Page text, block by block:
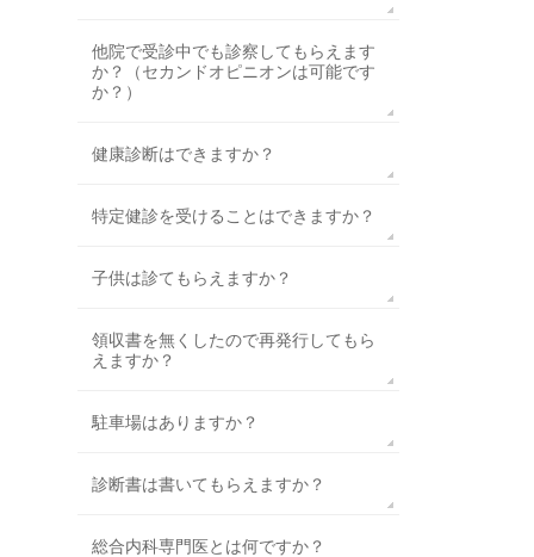
他院で受診中でも診察してもらえます
か？（セカンドオピニオンは可能です
か？）
健康診断はできますか？
特定健診を受けることはできますか？
子供は診てもらえますか？
領収書を無くしたので再発行してもら
えますか？
駐車場はありますか？
診断書は書いてもらえますか？
総合内科専門医とは何ですか？